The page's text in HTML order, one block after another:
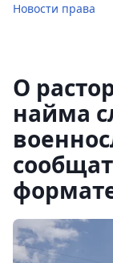
Новости права
О
найма